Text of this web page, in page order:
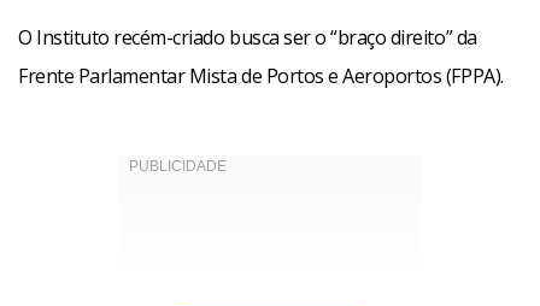
O Instituto recém-criado busca ser o “braço direito” da
Frente Parlamentar Mista de Portos e Aeroportos (FPPA).